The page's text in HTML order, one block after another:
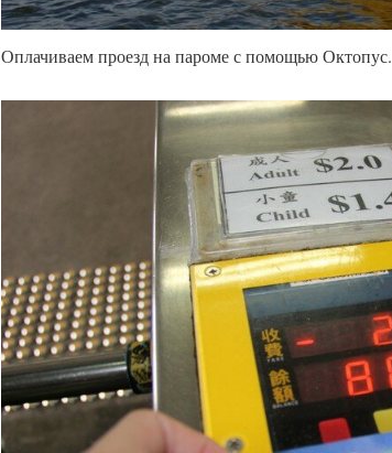
Оплачиваем проезд на пароме с помощью Октопус.